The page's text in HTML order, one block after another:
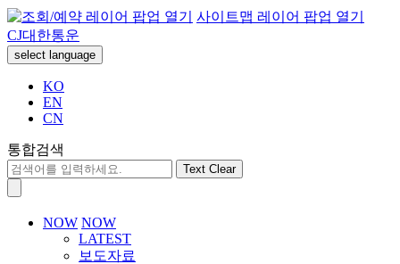
사이트맵 레이어 팝업 열기
CJ대한통운
select language
KO
EN
CN
통합검색
Text Clear
NOW NOW
LATEST
보도자료